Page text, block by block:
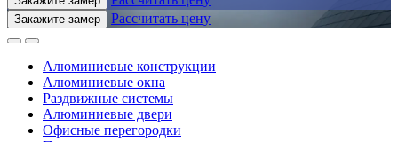
Закажите замер Рассчитать цену
Алюминиевые конструкции
Алюминиевые окна
Раздвижные системы
Алюминиевые двери
Офисные перегородки